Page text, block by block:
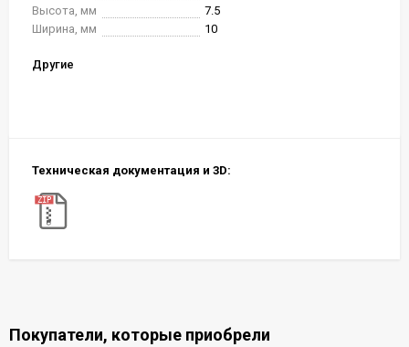
Высота, мм
7.5
Ширина, мм
10
Другие
Техническая документация и 3D:
Покупатели, которые приобрели